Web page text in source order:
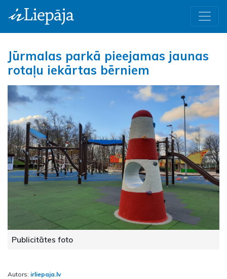
Jūrmalas parkā pieejamas jaunas
rotaļu iekārtas bērniem
Publicitātes foto
Autors: irliepaja.lv